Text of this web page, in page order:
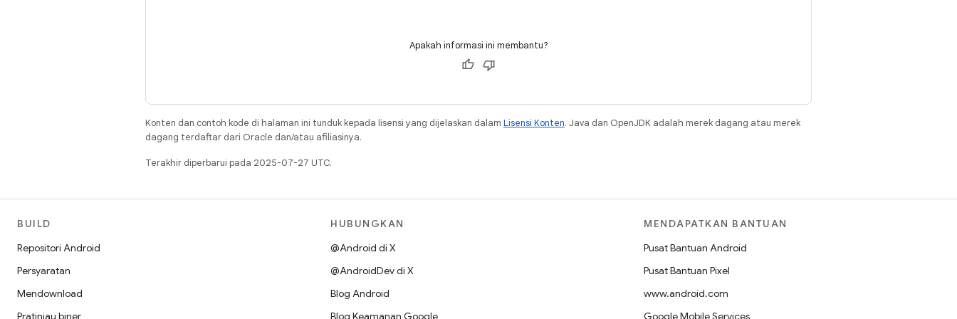
Apakah informasi ini membantu?
Konten dan contoh kode di halaman ini tunduk kepada lisensi yang dijelaskan dalam Lisensi Konten. Java dan OpenJDK adalah merek dagang atau merek
dagang terdaftar dari Oracle dan/atau afiliasinya.
Terakhir diperbarui pada 2025-07-27 UTC.
BUILD
Repositori Android
Persyaratan
Mendownload
Pratinjau biner
HUBUNGKAN
@Android di X
@AndroidDev di X
Blog Android
Blog Keamanan Google
MENDAPATKAN BANTUAN
Pusat Bantuan Android
Pusat Bantuan Pixel
www.android.com
Google Mobile Services